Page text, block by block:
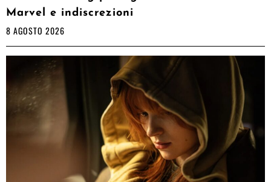
Marvel e indiscrezioni
8 AGOSTO 2026